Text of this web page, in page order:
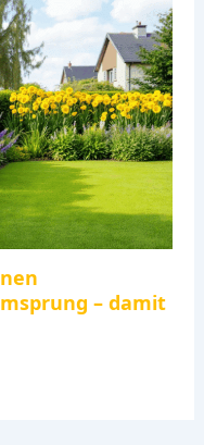
– damit